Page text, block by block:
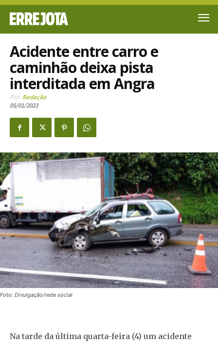
Acidente entre carro e
caminhão deixa pista
interditada em Angra
Por Redação
05/01/2023
Foto: Divulgação/rede social
Na tarde da última quarta-feira (4) um acidente